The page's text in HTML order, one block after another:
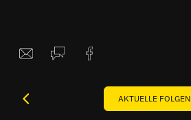
AKTUELLE FOLGEN